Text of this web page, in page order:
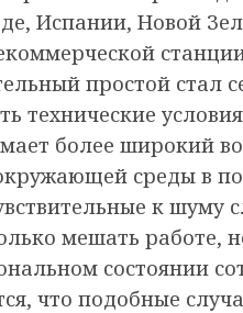
Испании, Новой
простой стал
технические
более широкий
среды в
к шуму
мешать работе,
состоянии
что подобные